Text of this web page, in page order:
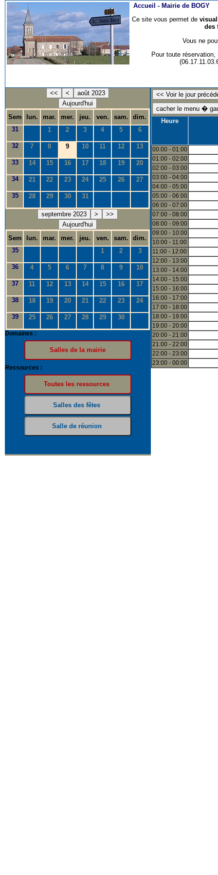
Accueil - Mairie de BOGY
Ce site vous permet de
des
Vous ne
Pour toute
<< <
août 2023
Aujourd'hui
Sem
lun. mar. mer. jeu. ven. sam.
dim.
31
1 2 3 4 5 6
32 7 8 9 10 11 12 13
33 14 15 16 17 18 19 20
34 21 22 23 24 25 26 27
35 28 29 30 31
septembre 2023 >
>>
Aujourd'hui
Sem
lun. mar. mer. jeu. ven. sam.
dim.
35
1 2 3
36 4 5 6 7 8 9 10
37 11 12 13 14 15 16 17
38 18 19 20 21 22 23 24
39 25 26 27 28 29 30
Domaines :
Ressources :
Heure
00:00 - 01:00
01:00 - 02:00
02:00 - 03:00
03:00 - 04:00
04:00 - 05:00
05:00 - 06:00
06:00 - 07:00
07:00 - 08:00
08:00 - 09:00
09:00 - 10:00
10:00 - 11:00
11:00 - 12:00
12:00 - 13:00
13:00 - 14:00
14:00 - 15:00
15:00 - 16:00
16:00 - 17:00
17:00 - 18:00
18:00 - 19:00
19:00 - 20:00
20:00 - 21:00
21:00 - 22:00
22:00 - 23:00
23:00 - 00:00